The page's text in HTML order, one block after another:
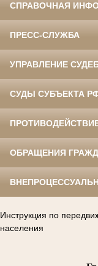
СПРАВОЧНАЯ
ПРЕСС-СЛУЖБА
УПРАВЛЕНИЕ
СУДЫ СУБЪЕКТА
ОБРАЩЕНИЯ
Инструкция по
населения